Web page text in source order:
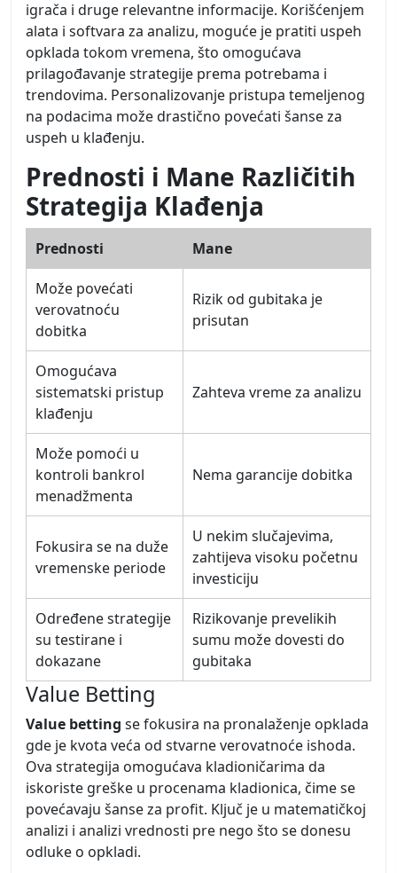
igrača i druge relevantne informacije. Korišćenjem
alata i softvara za analizu, moguće je pratiti uspeh
opklada tokom vremena, što omogućava
prilagođavanje strategije prema potrebama i
trendovima. Personalizovanje pristupa temeljenog
na podacima može drastično povećati šanse za
uspeh u klađenju.
Prednosti i Mane Različitih
Strategija Klađenja
Prednosti Mane
Može povećati
verovatnoću
dobitka
Rizik od gubitaka je
prisutan
Omogućava
sistematski pristup
klađenju
Zahteva vreme za analizu
Može pomoći u
kontroli bankrol
menadžmenta
Nema garancije dobitka
Fokusira se na duže
vremenske periode
U nekim slučajevima,
zahtijeva visoku početnu
investiciju
Određene strategije
su testirane i
dokazane
Rizikovanje prevelikih
sumu može dovesti do
gubitaka
Value Betting
Value betting se fokusira na pronalaženje opklada
gde je kvota veća od stvarne verovatnoće ishoda.
Ova strategija omogućava kladioničarima da
iskoriste greške u procenama kladionica, čime se
povećavaju šanse za profit. Ključ je u matematičkoj
analizi i analizi vrednosti pre nego što se donesu
odluke o opkladi.